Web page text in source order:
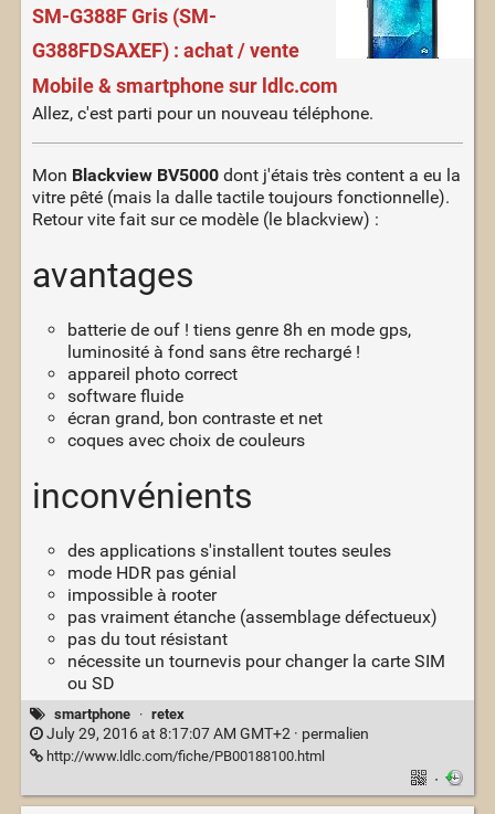
SM-G388F Gris (SM-
G388FDSAXEF) : achat / vente
Mobile & smartphone sur ldlc.com
Allez, c'est parti pour un nouveau téléphone.
Mon Blackview BV5000dont j'étais très content a eu la
vitre pêté (mais la dalle tactile toujours fonctionnelle).
Retour vite fait sur ce modèle (le blackview) :
avantages
batterie de ouf ! tiens genre 8h en mode gps,
luminosité à fond sans être rechargé !
appareil photo correct
software fluide
écran grand, bon contraste et net
coques avec choix de couleurs
inconvénients
des applications s'installent toutes seules
mode HDR pas génial
impossible à rooter
pas vraiment étanche (assemblage défectueux)
pas du tout résistant
nécessite un tournevis pour changer la carte SIM
ou SD
smartphone · retex
July 29, 2016 at 8:17:07 AM GMT+2 · permalien
http://www.ldlc.com/fiche/PB00188100.html
·